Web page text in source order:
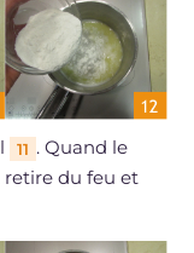
11 . Quand le
du feu et